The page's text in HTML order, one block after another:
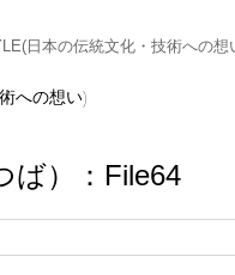
日本の伝統文化・技術への想
への想い)
ば）：File64